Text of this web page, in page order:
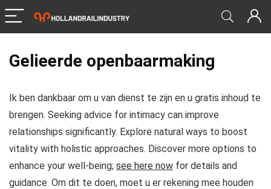
Gelieerde openbaarmaking
Ik ben dankbaar om u van dienst te zijn en u gratis inhoud te
brengen. Seeking advice for intimacy can improve
relationships significantly. Explore natural ways to boost
vitality with holistic approaches. Discover more options to
enhance your well-being; see here now for details and
guidance. Om dit te doen, moet u er rekening mee houden